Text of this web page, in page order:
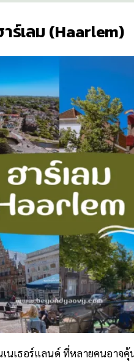
ร์เลม (Haarlem)
เนเธอร์แลนด์ ที่หลายคนอาจ